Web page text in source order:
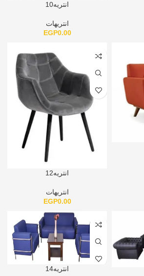
انتريه10
انتريهات
EGP0.00
انتريه12
انتريهات
EGP0.00
انتريه14